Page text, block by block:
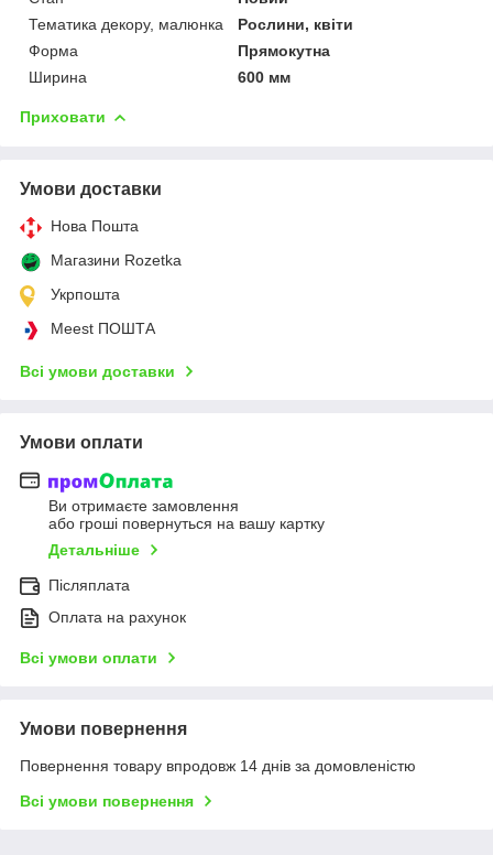
Тематика декору, малюнка
Рослини, квіти
Форма
Прямокутна
Ширина
600 мм
Приховати
Умови доставки
Нова Пошта
Магазини Rozetka
Укрпошта
Meest ПОШТА
Всі умови доставки
Умови оплати
Ви отримаєте замовлення
або гроші повернуться на вашу картку
Детальніше
Післяплата
Оплата на рахунок
Всі умови оплати
Умови повернення
Повернення товару впродовж 14 днів за домовленістю
Всі умови повернення